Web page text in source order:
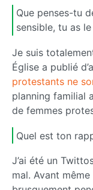
Que penses-tu
sensible, tu as
Je suis
Église a publié
protestants ne
planning familial
de femmes
Quel est ton
J’ai été un
mal. Avant